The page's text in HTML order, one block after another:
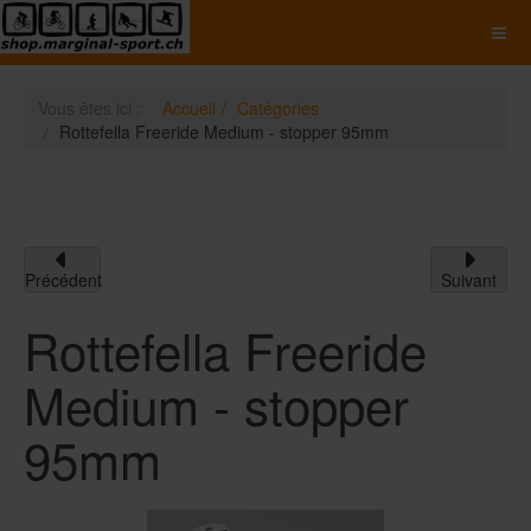
Accueil
Catégories
Rottefella Freeride Medium - stopper 95mm
Précédent Suivant
Rottefella Freeride
Medium - stopper
95mm